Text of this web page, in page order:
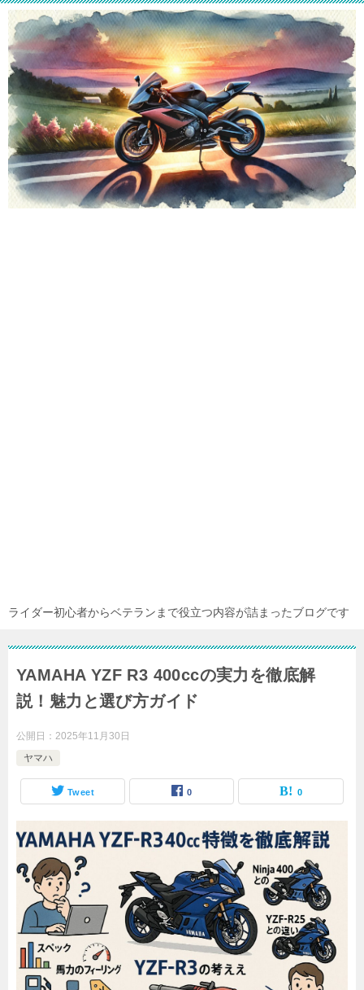
ライダー初心者からベテランまで役立つ内容が詰まったブログです
YAMAHA YZF R3 400ccの実力を徹底解
説！魅力と選び方ガイド
公開日： 2025年11月30日
ヤマハ
Tweet 0 0